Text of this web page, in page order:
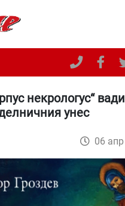
некрологус“ вади
унес
06 апр